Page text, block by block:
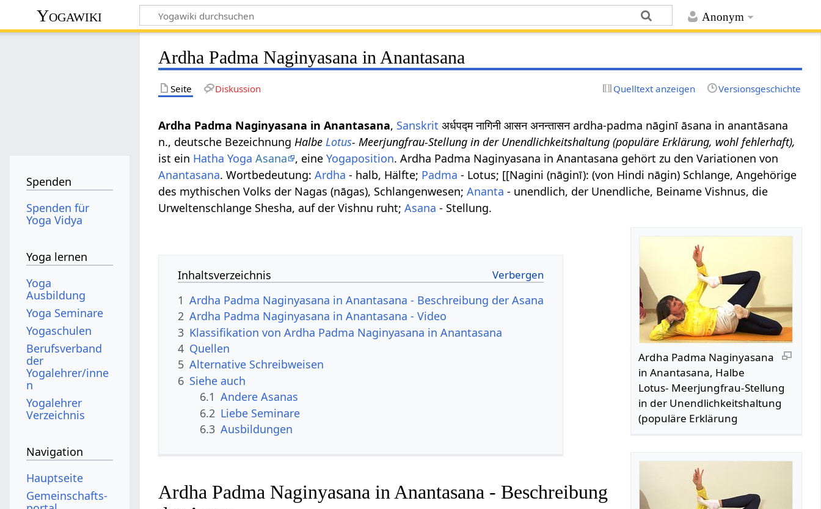
Anonym
Yogawiki
Ardha Padma Naginyasana in Anantasana
Seite Diskussion Quelltext anzeigen Versionsgeschichte
Ardha Padma Naginyasana in Anantasana, Sanskrit अर्धपद्म नागिनी आसन अनन्तासन ardha-padma nāginī āsana in anantāsana
n., deutsche Bezeichnung Halbe Lotus- Meerjungfrau-Stellung in der Unendlichkeitshaltung (populäre Erklärung, wohl fehlerhaft),
ist ein Hatha Yoga Asana , eineYogaposition. Ardha Padma Naginyasana in Anantasana gehört zu den Variationen von
Anantasana. Wortbedeutung:Ardha - halb, Hälfte; Padma - Lotus; [[Nagini (nāginī): (von Hindi nāgin) Schlange, Angehörige
des mythischen Volks der Nagas (nāgas), Schlangenwesen;Ananta - unendlich, der Unendliche, Beiname Vishnus, die
Urweltenschlange Shesha, auf der Vishnu ruht;Asana - Stellung.
Ardha Padma Naginyasana
in Anantasana, Halbe
Lotus- Meerjungfrau-Stellung
in der Unendlichkeitshaltung
(populäre Erklärung
Inhaltsverzeichnis
1 Ardha Padma Naginyasana in Anantasana - Beschreibung der Asana
2 Ardha Padma Naginyasana in Anantasana - Video
3 Klassifikation von Ardha Padma Naginyasana in Anantasana
4 Quellen
5 Alternative Schreibweisen
6 Siehe auch
6.1 Andere Asanas
6.2 Liebe Seminare
6.3 Ausbildungen
Ardha Padma Naginyasana in Anantasana - Beschreibung
Spenden
Spenden für
Yoga Vidya
Yoga lernen
Yoga
Ausbildung
Yoga Seminare
Yogaschulen
Berufsverband
der
Yogalehrer/inne
n
Yogalehrer
Verzeichnis
Navigation
Hauptseite
Gemeinschafts­